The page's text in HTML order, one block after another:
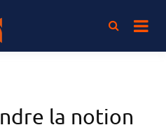
L'association 100% elearning
la notion